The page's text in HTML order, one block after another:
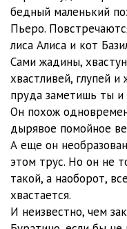
бедный маленький
Пьеро.
лиса Алиса и кот
Сами жадины,
хвастливей, глупей
пруда заметишь ты
Он похож
дырявое помойное
А еще он
этом трус. Но он не
такой, а наоборот,
хвастается.
И неизвестно, чем